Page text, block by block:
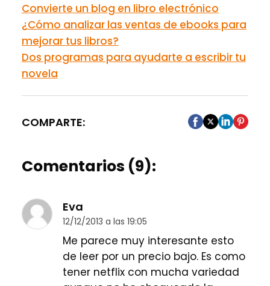
Convierte un blog en libro electrónico
¿Cómo analizar las ventas de ebooks para
mejorar tus libros?
Dos programas para ayudarte a escribir tu
novela
COMPARTE:
Comentarios (9):
Eva
12/12/2013 a las 19:05
Me parece muy interesante esto
de leer por un precio bajo. Es como
tener netflix con mucha variedad